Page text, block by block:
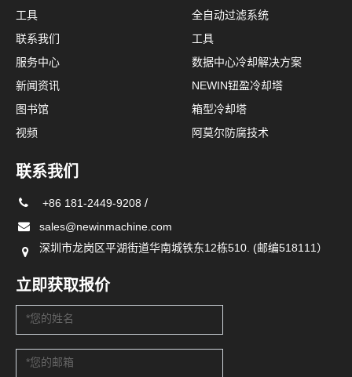
工具
联系我们
服务中心
新闻资讯
图书馆
视频
全自动过滤系统
工具
数据中心冷却解决方案
NEWIN钮盈冷却塔
箱型冷却塔
阿莫尔防腐技术
联系我们
+86 181-2449-9208 /
sales@newinmachine.com
深圳市龙岗区平湖街道华南城铁东12栋510. (邮编518111）
立即获取报价